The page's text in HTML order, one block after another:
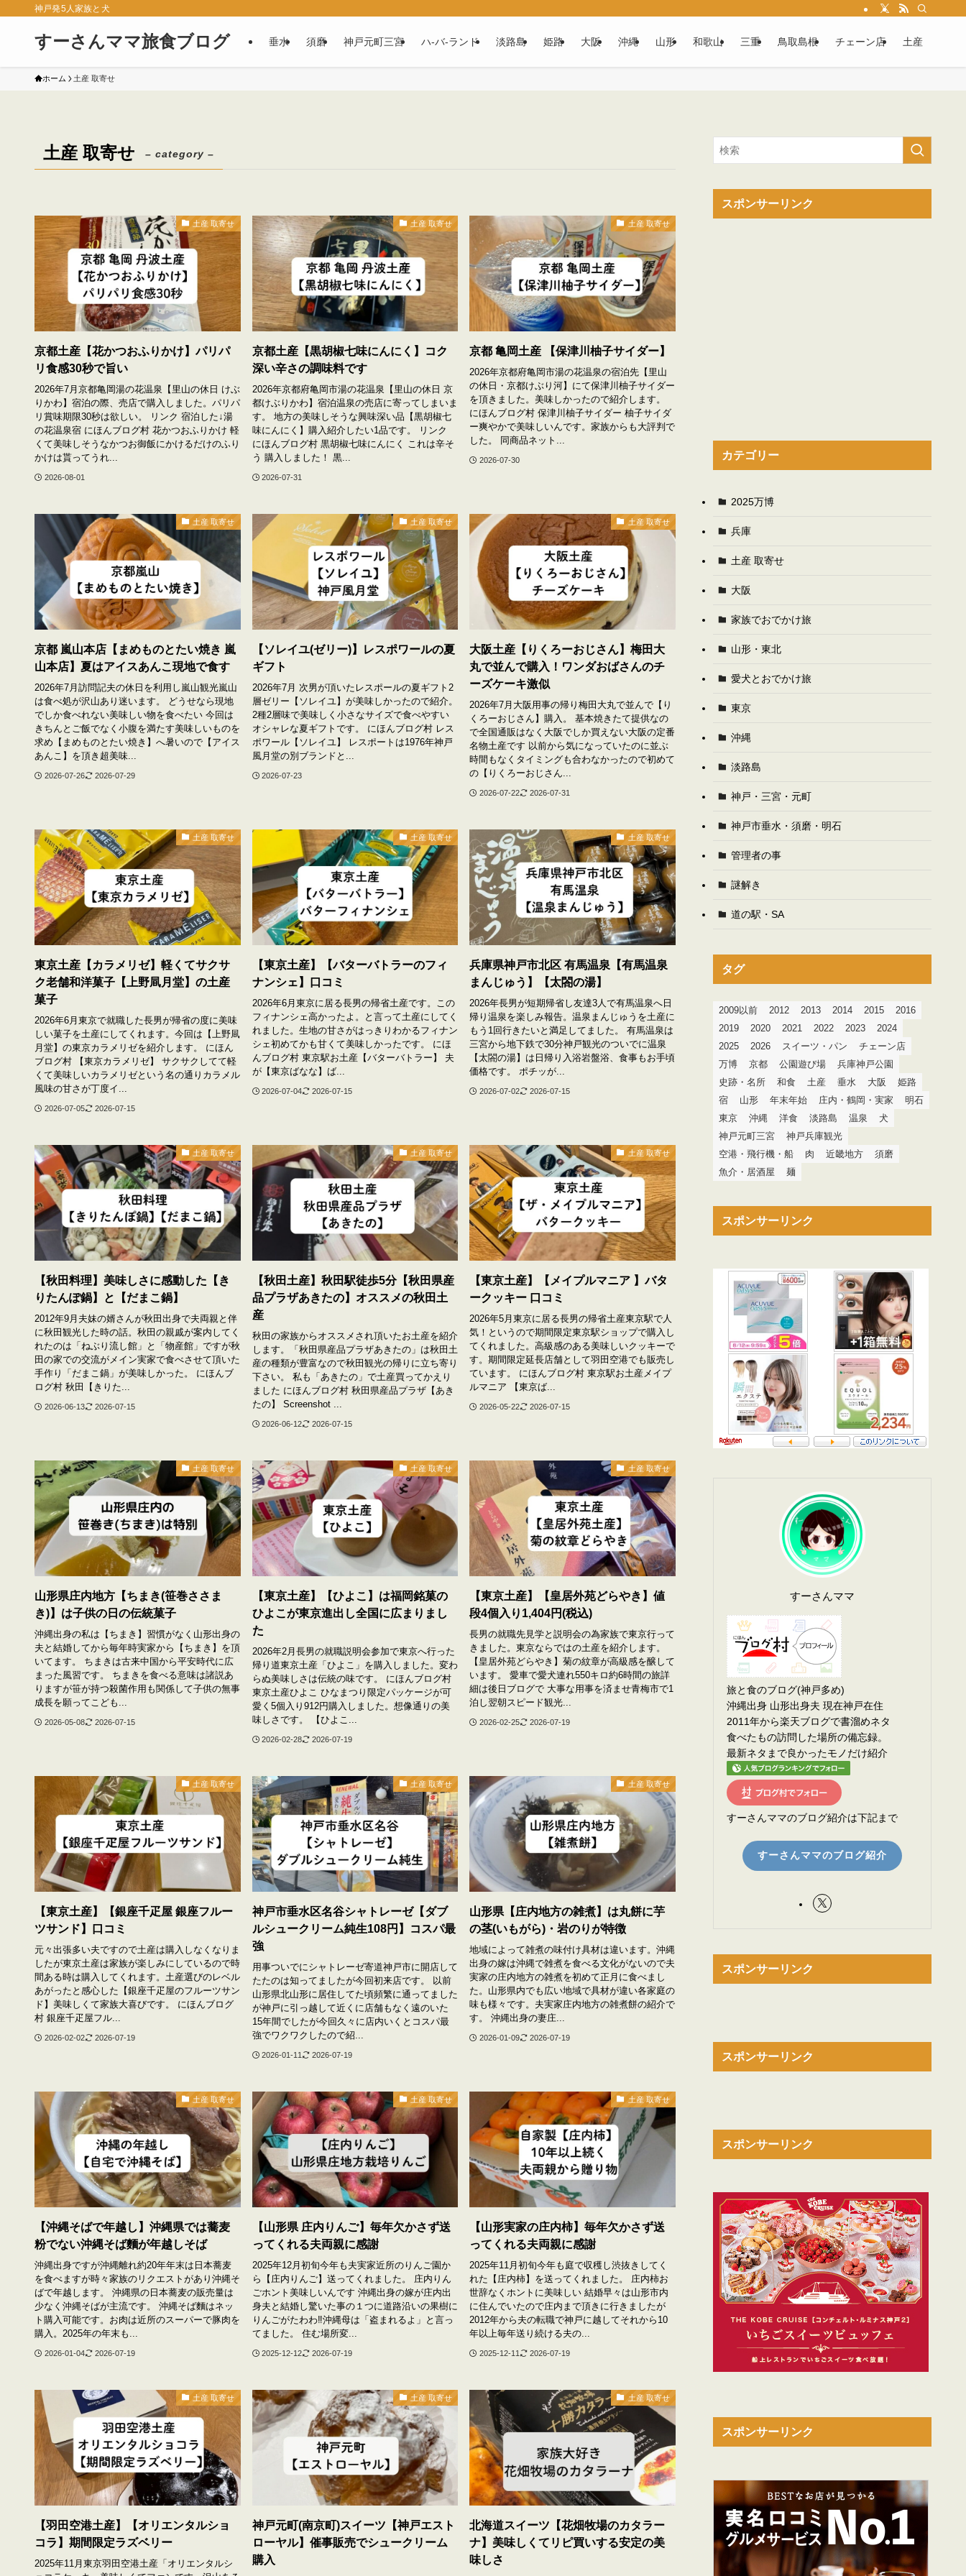
神戸発5人家族と犬
すーさんママ旅食ブログ 垂水 須磨 神戸元町三宮 ハ‐バ‐ランド 淡路島 姫路 大阪 沖縄 山形 和歌山 三重 鳥取島根 チェーン店 土産
ホーム 土産 取寄せ
土産 取寄せ – category –
土産 取寄せ
京都土産【花かつおふりかけ】パリパ
リ食感30秒で旨い
2026年7月京都亀岡湯の花温泉【里山の休日 けぶ
りかわ】宿泊の際、売店で購入しました。パリパ
リ賞味期限30秒は欲しい。 リンク 宿泊した↓湯
の花温泉宿 にほんブログ村 花かつおふりかけ 軽
くて美味しそうなかつお御飯にかけるだけのふり
かけは貰ってうれ...
2026-08-01
土産 取寄せ
京都土産【黒胡椒七味にんにく】コク
深い辛さの調味料です
2026年京都府亀岡市湯の花温泉【里山の休日 京
都けぶりかわ】宿泊温泉の売店に寄ってしまいま
す。 地方の美味しそうな興味深い品【黒胡椒七
味にんにく】購入紹介したい1品です。 リンク
にほんブログ村 黒胡椒七味にんにく これは辛そ
う 購入しました！ 黒...
2026-07-31
土産 取寄せ
京都 亀岡土産 【保津川柚子サイダー】
2026年京都府亀岡市湯の花温泉の宿泊先【里山
の休日・京都けぶり河】にて保津川柚子サイダー
を頂きました。美味しかったので紹介します。
にほんブログ村 保津川柚子サイダー 柚子サイダ
ー爽やかで美味しいんです。家族からも大評判で
した。 同商品ネット...
2026-07-30
土産 取寄せ
京都 嵐山本店【まめものとたい焼き 嵐
山本店】夏はアイスあんこ現地で食す
2026年7月訪問記夫の休日を利用し嵐山観光嵐山
は食べ処が沢山あり迷います。 どうせなら現地
でしか食べれない美味しい物を食べたい 今回は
きちんとご飯でなく小腹を満たす美味しいものを
求め【まめものとたい焼き】へ暑いので【アイス
あんこ】を頂き超美味...
2026-07-26 2026-07-29
土産 取寄せ
【ソレイユ(ゼリー)】レスポワールの夏
ギフト
2026年7月 次男が頂いたレスポールの夏ギフト2
層ゼリー【ソレイユ】が美味しかったので紹介。
2種2層味で美味しく小さなサイズで食べやすい
オシャレな夏ギフトです。 にほんブログ村 レス
ポワール【ソレイユ】 レスポートは1976年神戸
風月堂の別ブランドと...
2026-07-23
土産 取寄せ
大阪土産【りくろーおじさん】梅田大
丸で並んで購入！ワンダおばさんのチ
ーズケーキ激似
2026年7月大阪用事の帰り梅田大丸で並んで【り
くろーおじさん】購入。 基本焼きたて提供なの
で全国通販はなく大阪でしか買えない大阪の定番
名物土産です 以前から気になっていたのに並ぶ
時間もなくタイミングも合わなかったので初めて
の【りくろーおじさん...
2026-07-22 2026-07-31
土産 取寄せ
東京土産【カラメリゼ】軽くてサクサ
ク老舗和洋菓子【上野凬月堂】の土産
菓子
2026年6月東京で就職した長男が帰省の度に美味
しい菓子を土産にしてくれます。今回は【上野凬
月堂】の東京カラメリゼを紹介します。 にほん
ブログ村 【東京カラメリゼ】 サクサクしてて軽
くて美味しいカラメリゼという名の通りカラメル
風味の甘さが丁度イ...
2026-07-05 2026-07-15
土産 取寄せ
【東京土産】【バターバトラーのフィ
ナンシェ】口コミ
2026年6月東京に居る長男の帰省土産です。この
フィナンシェ高かったよ。と言って土産にしてく
れました。生地の甘さがはっきりわかるフィナン
シェ初めてかも甘くて美味しかったです。 にほ
んブログ村 東京駅お土産【バターバトラー】 夫
が【東京ばなな】ば...
2026-07-04 2026-07-15
土産 取寄せ
兵庫県神戸市北区 有馬温泉【有馬温泉
まんじゅう】【太閤の湯】
2026年長男が短期帰省し友達3人で有馬温泉へ日
帰り温泉を楽しみ報告。温泉まんじゅうを土産に
もう1回行きたいと満足してました。 有馬温泉は
三宮から地下鉄で30分神戸観光のついでに温泉
【太閤の湯】は日帰り入浴岩盤浴、食事もお手頃
価格です。 ポチッが...
2026-07-02 2026-07-15
土産 取寄せ
【秋田料理】美味しさに感動した【き
りたんぽ鍋】と【だまこ鍋】
2012年9月夫妹の婿さんが秋田出身で夫両親と伴
に秋田観光した時の話。秋田の親戚が案内してく
れたのは「ねぶり流し館」と「物産館」ですが秋
田の家での交流がメイン実家で食べさせて頂いた
手作り「だまこ鍋」が美味しかった。 にほんブ
ログ村 秋田【きりた...
2026-06-13 2026-07-15
土産 取寄せ
【秋田土産】秋田駅徒歩5分【秋田県産
品プラザあきたの】オススメの秋田土
産
秋田の家族からオススメされ頂いたお土産を紹介
します。「秋田県産品プラザあきたの」は秋田土
産の種類が豊富なので秋田観光の帰りに立ち寄り
下さい。 私も「あきたの」で土産買ってかえり
ました にほんブログ村 秋田県産品プラザ【あき
たの】 Screenshot ...
2026-06-12 2026-07-15
土産 取寄せ
【東京土産】【メイプルマニア 】バタ
ークッキー 口コミ
2026年5月東京に居る長男の帰省土産東京駅で人
気！というので期間限定東京駅ショップで購入し
てくれました。高級感のある美味しいクッキーで
す。期間限定延長店舗として羽田空港でも販売し
ています。 にほんブログ村 東京駅お土産メイプ
ルマニア 【東京ば...
2026-05-22 2026-07-15
土産 取寄せ
山形県庄内地方【ちまき(笹巻ささま
き)】は子供の日の伝統菓子
沖縄出身の私は【ちまき】習慣がなく山形出身の
夫と結婚してから毎年時実家から【ちまき】を頂
いてます。 ちまきは古来中国から平安時代に広
まった風習です。 ちまきを食べる意味は諸説あ
りますが笹が持つ殺菌作用も関係して子供の無事
成長を願ってこども...
2026-05-08 2026-07-15
土産 取寄せ
【東京土産】【ひよこ】は福岡銘菓の
ひよこが東京進出し全国に広まりまし
た
2026年2月長男の就職説明会参加で東京へ行った
帰り道東京土産「ひよこ」を購入しました。変わ
らぬ美味しさは伝統の味です。 にほんブログ村
東京土産ひよこ ひなまつり限定パッケージが可
愛く5個入り912円購入しました。想像通りの美
味しさです。 【ひよこ...
2026-02-28 2026-07-19
土産 取寄せ
【東京土産】【皇居外苑どらやき】値
段4個入り1,404円(税込)
長男の就職先見学と説明会の為家族で東京行って
きました。東京ならではの土産を紹介します。
【皇居外苑どらやき】菊の紋章が高級感を醸して
います。 愛車で愛犬連れ550キロ約6時間の旅詳
細は後日ブログで 大事な用事を済ませ青梅市で1
泊し翌朝スピード観光...
2026-02-25 2026-07-19
土産 取寄せ
【東京土産】【銀座千疋屋 銀座フルー
ツサンド】口コミ
元々出張多い夫ですので土産は購入しなくなりま
したが東京土産は家族が楽しみにしているので時
間ある時は購入してくれます。土産選びのレベル
あがったと感心した【銀座千疋屋のフルーツサン
ド】美味しくて家族大喜びです。 にほんブログ
村 銀座千疋屋フル...
2026-02-02 2026-07-19
土産 取寄せ
神戸市垂水区名谷シャトレーゼ【ダブ
ルシュークリーム純生108円】コスパ最
強
用事ついでにシャトレーゼ寄道神戸市に開店して
たたのは知ってましたが今回初来店です。 以前
山形県北山形に居住してた頃頻繁に通ってました
が神戸に引っ越して近くに店舗もなく遠のいた
15年間でしたが今回久々に店内いくとコスパ最
強でワクワクしたので紹...
2026-01-11 2026-07-19
土産 取寄せ
山形県【庄内地方の雑煮】は丸餅に芋
の茎(いもがら)・岩のりが特徴
地域によって雑煮の味付け具材は違います。沖縄
出身の嫁は沖縄で雑煮を食べる文化がないので夫
実家の庄内地方の雑煮を初めて正月に食べまし
た。山形県内でも広い地域で具材が違い各家庭の
味も様々です。夫実家庄内地方の雑煮餅の紹介で
す。 沖縄出身の妻庄...
2026-01-09 2026-07-19
土産 取寄せ
【沖縄そばで年越し】沖縄県では蕎麦
粉でない沖縄そば麵が年越しそば
沖縄出身ですが沖縄離れ約20年年末は日本蕎麦
を食べますが時々家族のリクエストがあり沖縄そ
ばで年越します。 沖縄県の日本蕎麦の販売量は
少なく沖縄そばが主流です。 沖縄そば麵はネッ
ト購入可能です。お肉は近所のスーパーで豚肉を
購入。2025年の年末も...
2026-01-04 2026-07-19
土産 取寄せ
【山形県 庄内りんご】毎年欠かさず送
ってくれる夫両親に感謝
2025年12月初旬今年も夫実家近所のりんご園か
ら【庄内りんご】送ってくれました。 庄内りん
ごホント美味しいんです 沖縄出身の嫁が庄内出
身夫と結婚し驚いた事の１つに道路沿いの果樹に
りんごがたわわ‼沖縄母は「盗まれるよ」と言っ
てました。 住む場所変...
2025-12-12 2026-07-19
土産 取寄せ
【山形実家の庄内柿】毎年欠かさず送
ってくれる夫両親に感謝
2025年11月初旬今年も庭で収穫し渋抜きしてく
れた【庄内柿】を送ってくれました。 庄内柿お
世辞なくホントに美味しい 結婚早々は山形市内
に住んでいたので庄内まで頂きに行きましたが
2012年から夫の転職で神戸に越してそれから10
年以上毎年送り続ける夫の...
2025-12-11 2026-07-19
土産 取寄せ
【羽田空港土産】【オリエンタルショ
コラ】期間限定ラズベリー
2025年11月東京羽田空港土産「オリエンタルシ
土産 取寄せ
神戸元町(南京町)スイーツ【神戸エスト
ローヤル】催事販売でシュークリーム
購入
土産 取寄せ
北海道スイーツ【花畑牧場のカタラー
ナ】美味しくてリピ買いする安定の美
味しさ
スポンサーリンク
カテゴリー
2025万博
兵庫
土産 取寄せ
大阪
家族でおでかけ旅
山形・東北
愛犬とおでかけ旅
東京
沖縄
淡路島
神戸・三宮・元町
神戸市垂水・須磨・明石
管理者の事
謎解き
道の駅・SA
タグ
2009以前 2012 2013 2014 2015
2016
2019
2020 2021 2022 2023
2024
2025
2026 スイーツ・パン
チェーン店
万博
京都 公園遊び場
兵庫神戸公園
史跡・名所
和食 土産 垂水 大阪
姫路
宿
山形 年末年始 庄内・鶴岡・実家
明石
東京
沖縄 洋食 淡路島 温泉
犬
神戸元町三宮
神戸兵庫観光
空港・飛行機・船
肉 近畿地方
須磨
魚介・居酒屋
麺
スポンサーリンク
すーさんママ
旅と食のブログ(神戸多め)
沖縄出身 山形出身夫 現在神戸在住
2011年から楽天ブログで書溜めネタ
食べたもの訪問した場所の備忘録。
最新ネタまで良かったモノだけ紹介
すーさんママのブログ紹介は下記まで
すーさんママのブログ紹介
スポンサーリンク
スポンサーリンク
スポンサーリンク